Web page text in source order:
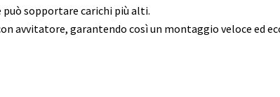
sopportare carichi più alti.
avvitatore, garantendo così un montaggio veloce ed